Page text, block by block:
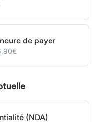
de payer
(NDA)